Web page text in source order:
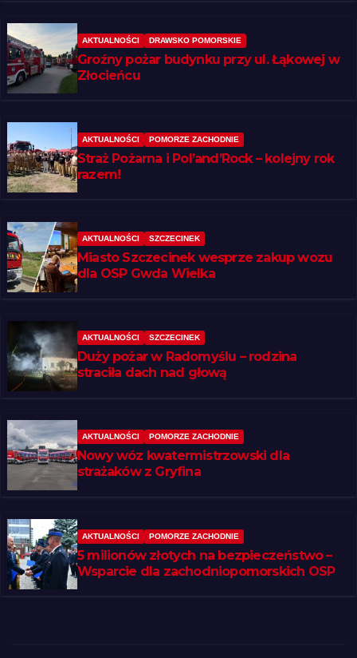
AKTUALNOŚCI DRAWSKO POMORSKIE
Groźny pożar budynku przy ul. Łąkowej w
Złocieńcu
AKTUALNOŚCI POMORZE ZACHODNIE
Straż Pożarna i Pol’and’Rock – kolejny rok
razem!
AKTUALNOŚCI SZCZECINEK
Miasto Szczecinek wesprze zakup wozu
dla OSP Gwda Wielka
AKTUALNOŚCI SZCZECINEK
Duży pożar w Radomyślu – rodzina
straciła dach nad głową
AKTUALNOŚCI POMORZE ZACHODNIE
Nowy wóz kwatermistrzowski dla
strażaków z Gryfina
AKTUALNOŚCI POMORZE ZACHODNIE
5 milionów złotych na bezpieczeństwo –
Wsparcie dla zachodniopomorskich OSP